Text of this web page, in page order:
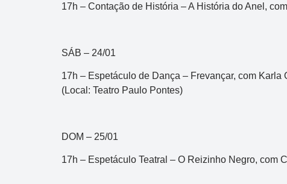
17h – Contação de História – A História do Anel,
SÁB – 24/01
17h – Espetáculo de Dança – Frevançar, com
(Local: Teatro Paulo Pontes)
DOM – 25/01
17h – Espetáculo Teatral – O Reizinho Negro, com
Acumulou:Sim
Próximo concurso: